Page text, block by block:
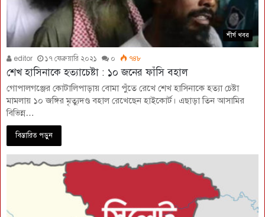
শীর্ষ খবর
editor ১৭ ফেব্রুয়ারি ২০২১ ০ ৭৪৮
শেখ হাসিনাকে হত্যাচেষ্টা : ১০ জনের ফাঁসি বহাল
গোপালগঞ্জের কোটালিপাড়ায় বোমা পুঁতে রেখে শেখ হাসিনাকে হত্যা চেষ্টা
মামলায় ১০ জঙ্গির মৃত্যুদণ্ড বহাল রেখেছেন হাইকোর্ট। এছাড়া তিন আসামির
বিভিন্ন…
বিস্তারিত পড়ুন